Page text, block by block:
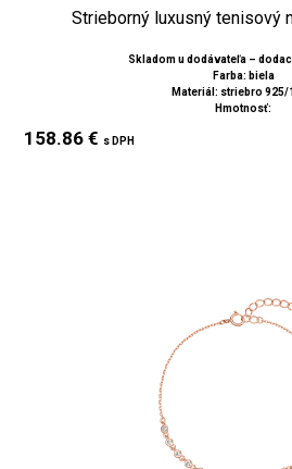
Strieborný luxusný tenisový
Skladom u dodávateľa –
Farba: biela
Materiál: striebro 925/
Hmotnosť:
158.86 € s DPH